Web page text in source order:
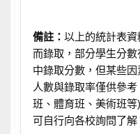
備註： 以上的統計表
而錄取，部分學生分
中錄取分數，但某些
人數與錄取率僅供參
班、體育班、美術班
可自行向各校詢問了解